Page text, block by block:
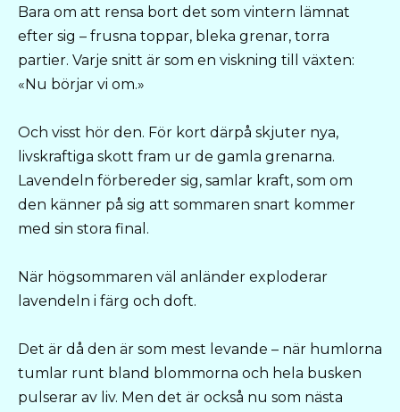
Bara om att rensa bort det som vintern lämnat
efter sig – frusna toppar, bleka grenar, torra
partier. Varje snitt är som en viskning till växten:
«Nu börjar vi om.»
Och visst hör den. För kort därpå skjuter nya,
livskraftiga skott fram ur de gamla grenarna.
Lavendeln förbereder sig, samlar kraft, som om
den känner på sig att sommaren snart kommer
med sin stora final.
När högsommaren väl anländer exploderar
lavendeln i färg och doft.
Det är då den är som mest levande – när humlorna
tumlar runt bland blommorna och hela busken
pulserar av liv. Men det är också nu som nästa